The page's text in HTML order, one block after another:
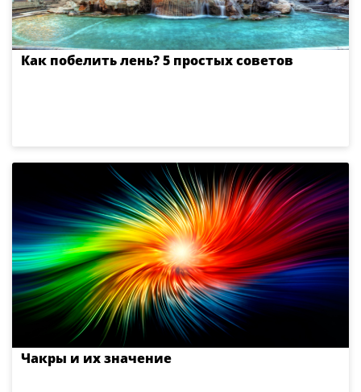
Как побелить лень? 5 простых советов
Чакры и их значение